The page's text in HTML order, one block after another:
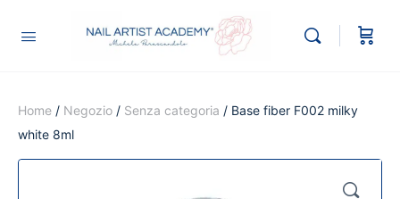
Home / Negozio / Senza categoria / Base fiber F002 milky
white 8ml